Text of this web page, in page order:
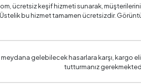
ücretsiz keşif hizmeti sunarak,
bu hizmet tamamen ücretsizdir.
meydana gelebilecek hasarlara karşı,
tutturmanız